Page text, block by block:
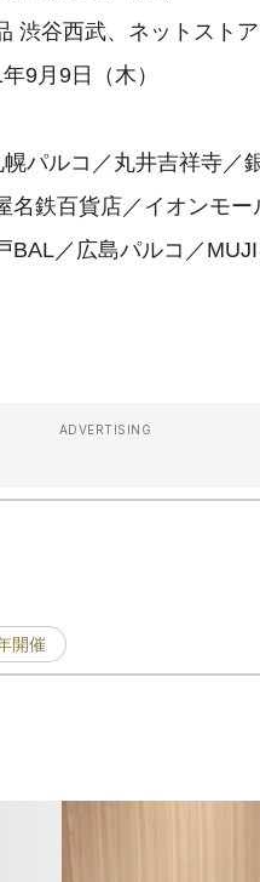
渋谷西武、ネットストア
9月9日（木）
パルコ／丸井吉祥寺／
名鉄百貨店／イオンモ
BAL／広島パルコ／
ADVERTISING
開催